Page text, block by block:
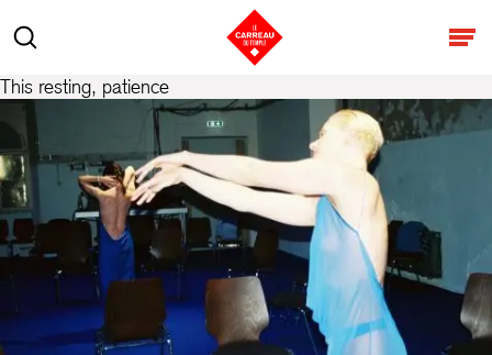
Rechercher
This resting, patience